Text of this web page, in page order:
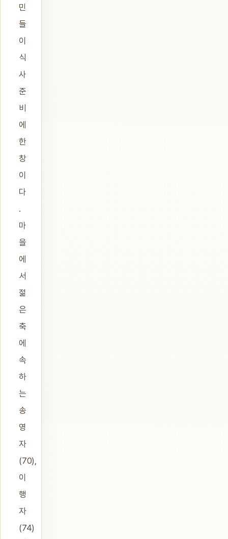
민
들
이
식
사
준
비
에
한
창
이
다
.
마
을
에
서
젊
은
축
에
속
하
는
송
영
자
(70),
이
행
자
(74)